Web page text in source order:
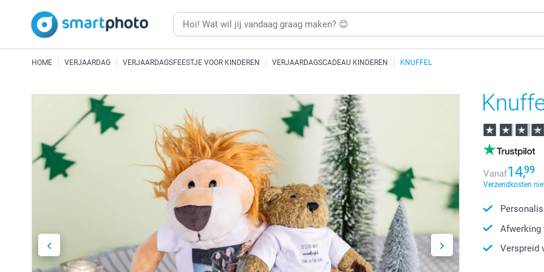
HOME VERJAARDAG VERJAARDAGSFEESTJE VOOR KINDEREN VERJAARDAGSCADEAU KINDEREN KNUFFEL
Vanaf14,99
Verzendkosten
Afwerking
Verspreid